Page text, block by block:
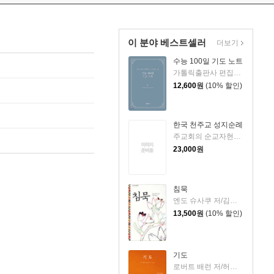
이 분야 베스트셀러
수능 100일 기도 노트
가톨릭출판사 편집부 저
12,600원 (10% 할인)
한국 천주교 성지순례
주교회의 순교자현양과 성지순례사목 위원회 저
23,000원
침묵
13,500원 (10% 할인)
기도
더보기